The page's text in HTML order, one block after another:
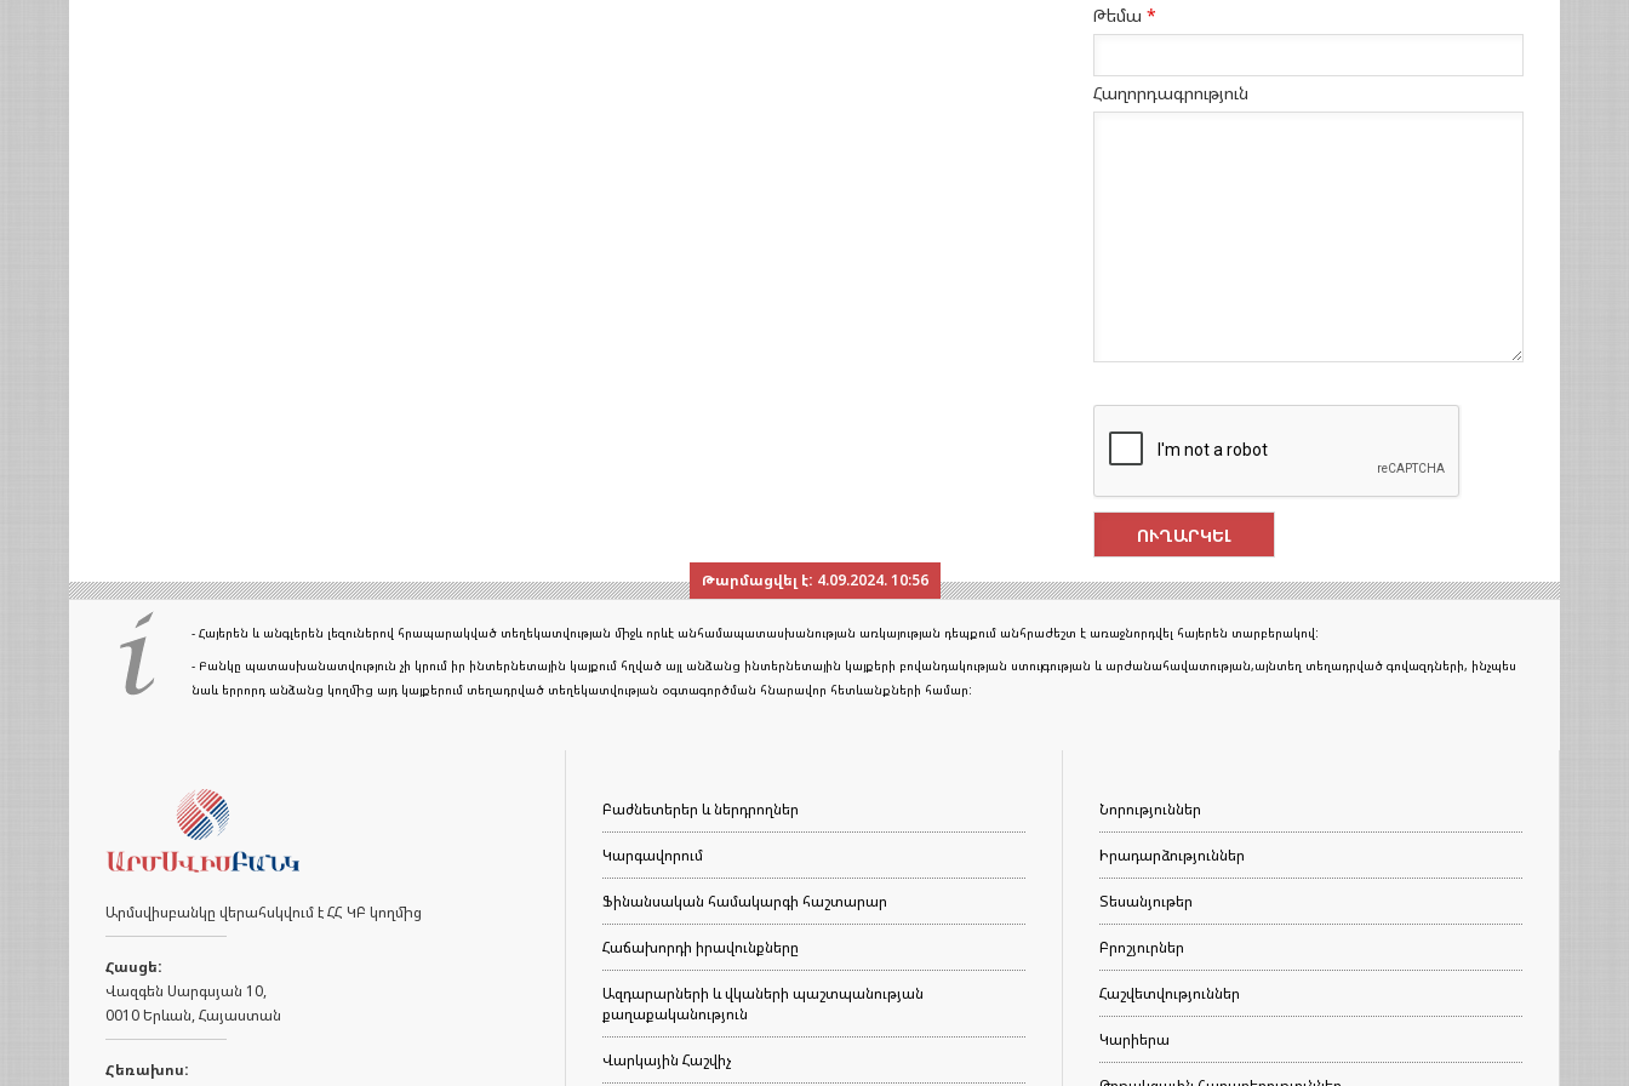
Թեմա *
Հաղորդագրություն
Թարմացվել է: 4.09.2024. 10:56
- Հայերեն և անգլերեն լեզուներով հրապարակված տեղեկատվության միջև որևէ անհամապատասխանության առկայության դեպքում անհրաժեշտ է առաջնորդվել հայերեն տարբերակով:
- Բանկը պատասխանատվություն չի կրում իր ինտերնետային կայքում հղված այլ անձանց ինտերնետային կայքերի բովանդակության ստույգության և արժանահավատության,այնտեղ տեղադրված գովազդների, ինչպես
նաև երրորդ անձանց կողմից այդ կայքերում տեղադրված տեղեկատվության օգտագործման հնարավոր հետևանքների համար:
Արմսվիսբանկը վերահսկվում է ՀՀ ԿԲ կողմից
Հասցե:
Վազգեն Սարգսյան 10,
0010 Երևան, Հայաստան
Հեռախոս:
Բաժնետերեր և ներդրողներ
Կարգավորում
Ֆինանսական համակարգի հաշտարար
Հաճախորդի իրավունքները
Ազդարարների և վկաների պաշտպանության
քաղաքականություն
Վարկային Հաշվիչ
Նորություններ
Իրադարձություններ
Տեսանյութեր
Բրոշյուրներ
Հաշվետվություններ
Կարիերա